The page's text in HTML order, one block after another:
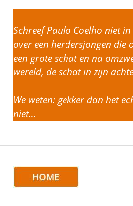
Schreef Paulo Coelho niet in
over een herdersjongen die
een grote schat en na
wereld, de schat in zijn
We weten: gekker dan het
niet…